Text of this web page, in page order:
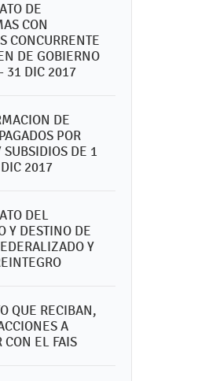
DE
CON
CONCURRENTE
DE GOBIERNO
31 DIC 2017
DE
POR
SUBSIDIOS DE 1
2017
DEL
Y DESTINO DE
Y
QUE RECIBAN,
A
CON EL FAIS